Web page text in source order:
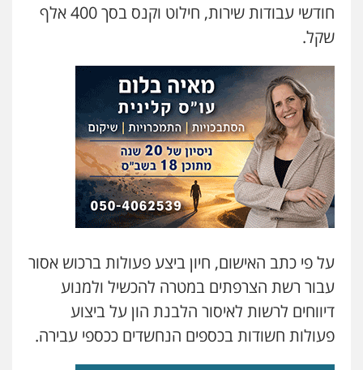
חודשי עבודות שירות, חילוט וקנס בסך 400 אלף
שקל.
על פי כתב האישום, חיון ביצע פעולות ברכוש אסור
עבור רשת הצרפתים במטרה להכשיל ולמנוע
דיווחים לרשות לאיסור הלבנת הון על ביצוע
פעולות חשודות בכספים הנחשדים ככספי עבירה.